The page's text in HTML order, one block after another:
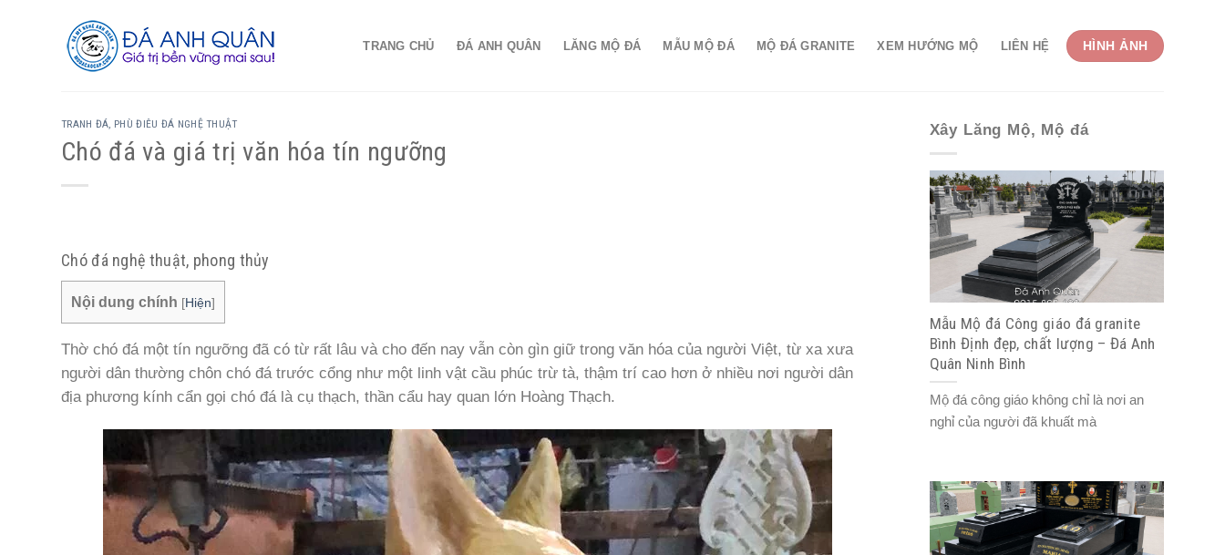
TRANG CHỦ ĐÁ ANH QUÂN LĂNG MỘ ĐÁ MẪU MỘ ĐÁ MỘ ĐÁ GRANITE XEM HƯỚNG MỘ LIÊN HỆ HÌNH ẢNH
TRANH ĐÁ, PHÙ ĐIÊU ĐÁ NGHỆ THUẬT
Chó đá và giá trị văn hóa tín ngưỡng
Chó đá nghệ thuật, phong thủy
Nội dung chính [Hiện]
Thờ chó đá một tín ngưỡng đã có từ rất lâu và cho đến nay vẫn còn gìn giữ trong văn hóa của người Việt, từ xa xưa
người dân thường chôn chó đá trước cổng như một linh vật cầu phúc trừ tà, thậm trí cao hơn ở nhiều nơi người dân
địa phương kính cẩn gọi chó đá là cụ thạch, thần cẩu hay quan lớn Hoàng Thạch.
Xây Lăng Mộ, Mộ đá
Mẫu Mộ đá Công giáo đá granite
Bình Định đẹp, chất lượng – Đá Anh
Quân Ninh Bình
Mộ đá công giáo không chỉ là nơi an
nghỉ của người đã khuất mà